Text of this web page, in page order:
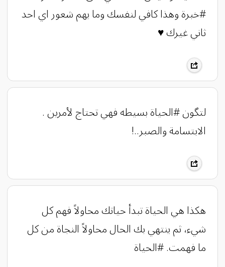
#خبرة وهذا كافي لنفسك وما يهم شعور اي احد
ثاني غيرك ♥️
لتگون #الحياة بسيطه فهي تحتاج لأمرين .
الابتسامة والصبر..!
هكذا هي الحياة تبدأ حياتك محاولاً فهم كل
شيء، ثم ينتهي بك الحال محاولاً النجاة من كل
ما فهمت. #الحياة